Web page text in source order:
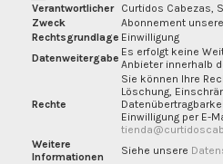
Verantwortlicher
Curtidos Cabezas,
Zweck
Abonnement
Rechtsgrundlage Einwilligung
Datenweitergabe Es erfolgt keine
Anbieter innerhalb
Rechte
Sie können Ihre
Löschung,
Einwilligung per E-
Weitere
Informationen
Siehe unsere